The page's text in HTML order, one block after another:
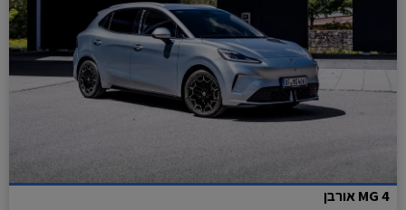
MG 4 אורבן